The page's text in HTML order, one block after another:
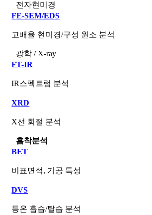
전자현미경
FE-SEM/EDS
고배율 현미경/구성 원소 분석
광학 / X-ray
FT-IR
IR스펙트럼 분석
XRD
X선 회절 분석
흡착분석
BET
비표면적, 기공 특성
DVS
등온 흡습/탈습 분석